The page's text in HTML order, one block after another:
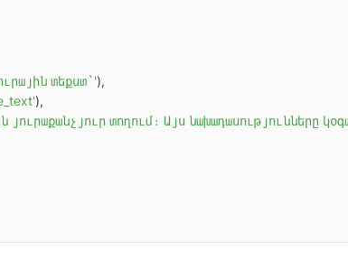
տեքստ՝'),
),
յուրաքանչյուր տողում։ Այս նախադասությունները